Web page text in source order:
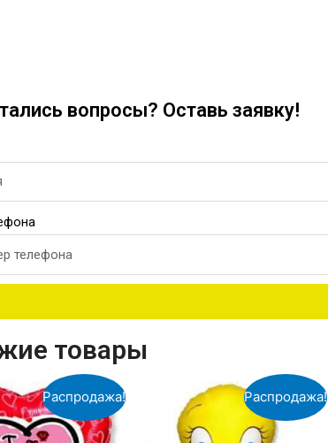
вопросы? Оставь заявку!
товары
Распродажа! Распродажа!